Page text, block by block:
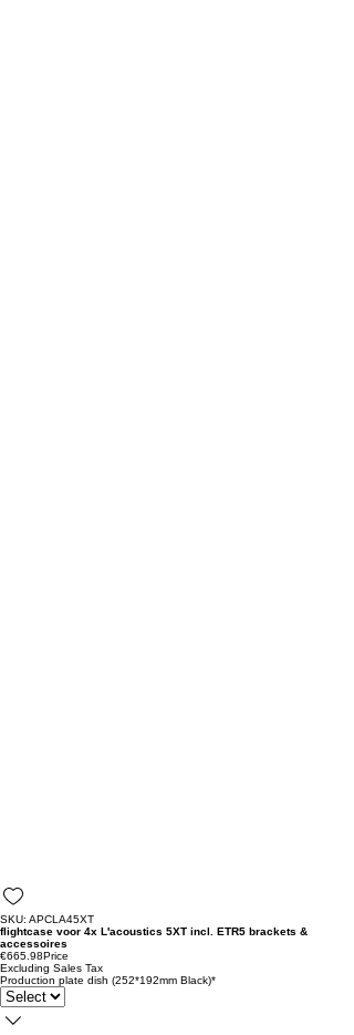
SKU: APCLA45XT
flightcase voor 4x L'acoustics 5XT incl. ETR5 brackets &
accessoires
€665.98Price
Excluding Sales Tax
Production plate dish (252*192mm Black)*